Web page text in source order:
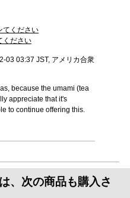
てください
ください
03 03:37 JST, アメリカ合衆
because the umami (tea
appreciate that it's
to continue offering this.
、次の商品も購入さ